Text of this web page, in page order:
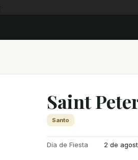
Saint
Santo
Día de Fiesta 2 de